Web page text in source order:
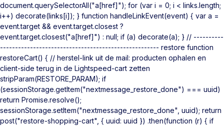
document.querySelectorAll("a[href]"); for (var i = 0; i < links.length;
i++) decorate(links[i]); } function handleLinkEvent(event) { var a =
event.target && event.target.closest ?
event.target.closest("a[href]") : null; if (a) decorate(a); } // ----------
----------------------------------------------------- restore function
restoreCart() { // herstel-link uit de mail: producten ophalen en
client-side terug in de Lightspeed-cart zetten
stripParam(RESTORE_PARAM); if
(sessionStorage.getItem("nextmessage_restore_done") === uuid)
return Promise.resolve();
sessionStorage.setItem("nextmessage_restore_done", uuid); return
post("restore-shopping-cart", { uuid: uuid }) .then(function (r) { if